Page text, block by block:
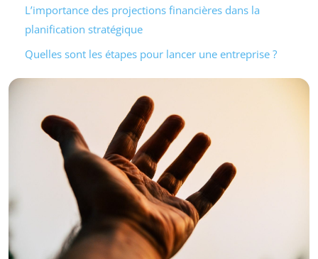
L’importance des projections financières dans la
planification stratégique
Quelles sont les étapes pour lancer une entreprise ?